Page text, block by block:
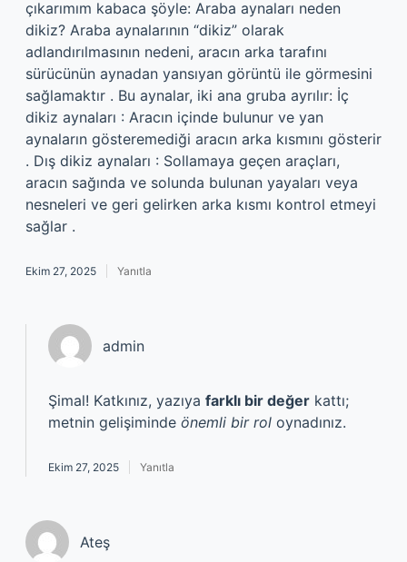
çıkarımım kabaca şöyle: Araba aynaları neden
dikiz? Araba aynalarının “dikiz” olarak
adlandırılmasının nedeni, aracın arka tarafını
sürücünün aynadan yansıyan görüntü ile görmesini
sağlamaktır . Bu aynalar, iki ana gruba ayrılır: İç
dikiz aynaları : Aracın içinde bulunur ve yan
aynaların gösteremediği aracın arka kısmını gösterir
. Dış dikiz aynaları : Sollamaya geçen araçları,
aracın sağında ve solunda bulunan yayaları veya
nesneleri ve geri gelirken arka kısmı kontrol etmeyi
sağlar .
Ekim 27, 2025 Yanıtla
admin
Şimal! Katkınız, yazıya farklı bir değer kattı;
metnin gelişiminde önemli bir rol oynadınız.
Ekim 27, 2025 Yanıtla
Ateş